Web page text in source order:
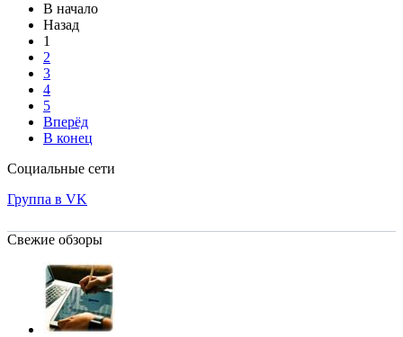
В начало
Назад
1
2
3
4
5
Вперёд
В конец
Социальные сети
Группа в VK
Свежие обзоры